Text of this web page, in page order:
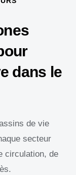
dans le
de vie
secteur
circulation, de